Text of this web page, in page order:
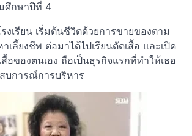
ศึกษาปีที่ 4
งเรียน เริ่มต้นชีวิตด้วยการขายของตาม
เลี้ยงชีพ ต่อมาได้ไปเรียนตัดเสื้อ และเปิด
อของตนเอง ถือเป็นธุรกิจแรกที่ทำให้เธอ
บการณ์การบริหาร